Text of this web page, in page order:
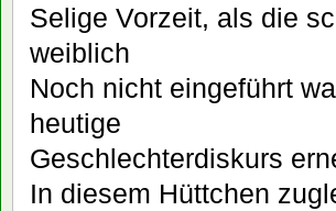
Selige Vorzeit, als die
weiblich
Noch nicht eingeführt
heutige
Geschlechterdiskurs
In diesem Hüttchen